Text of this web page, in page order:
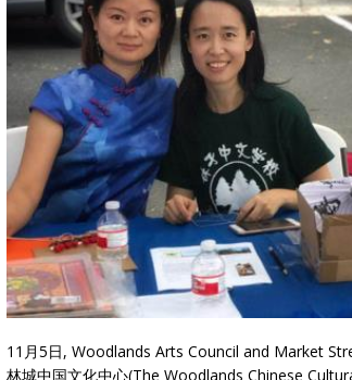
11月5日, Woodlands Arts Council and Market
林城中国文化中心(The Woodlands Chinese